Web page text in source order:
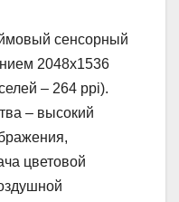
сенсорный
2048х1536
– 264 ppi).
– высокий
цветовой